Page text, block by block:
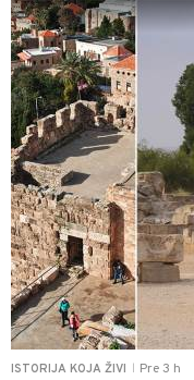
ISTORIJA KOJA ŽIVI Pre 3 h